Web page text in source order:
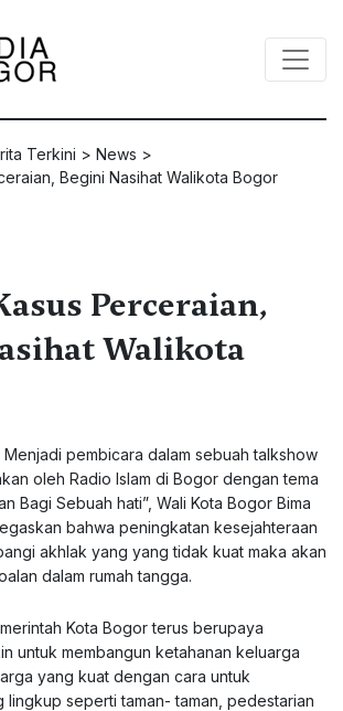
Terkini > News >
Begini Nasihat Walikota Bogor
Perceraian,
Walikota
pembicara dalam sebuah talkshow
oleh Radio Islam di Bogor dengan tema
Bagi Sebuah hati”, Wali Kota Bogor Bima
bahwa peningkatan kesejahteraan
akhlak yang yang tidak kuat maka akan
dalam rumah tangga.
Kota Bogor terus berupaya
untuk membangun ketahanan keluarga
yang kuat dengan cara untuk
lingkup seperti taman- taman, pedestarian